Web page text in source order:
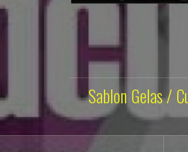
Sablon Gelas /